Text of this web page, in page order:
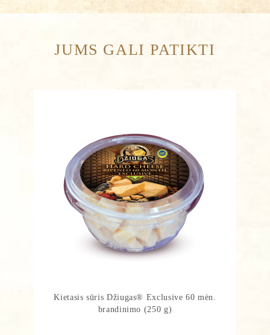
JUMS GALI PATIKTI
Kietasis sūris Džiugas® Exclusive 60 mėn.
brandinimo (250 g)